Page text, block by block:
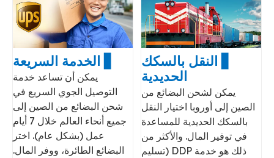
▋ النقل بالسكك
الحديدية
يمكن لشحن البضائع من
الصين إلى أوروبا اختيار النقل
بالسكك الحديدية للمساعدة
في توفير المال. والأكثر من
ذلك هو خدمة DDP (تسليم
▋ الخدمة السريعة
يمكن أن تساعد خدمة
التوصيل الجوي السريع في
شحن البضائع من الصين إلى
جميع أنحاء العالم خلال 7 أيام
عمل (بشكل عام). اختر
البضائع الطائرة، ووفر المال.